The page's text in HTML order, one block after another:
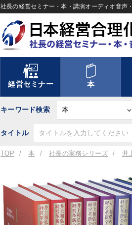
社長の経営セミナー・本・講演オーディオ音声
経営セミナー 本
キーワード検索
タイトル
TOP 本 社長の実務シリーズ 井